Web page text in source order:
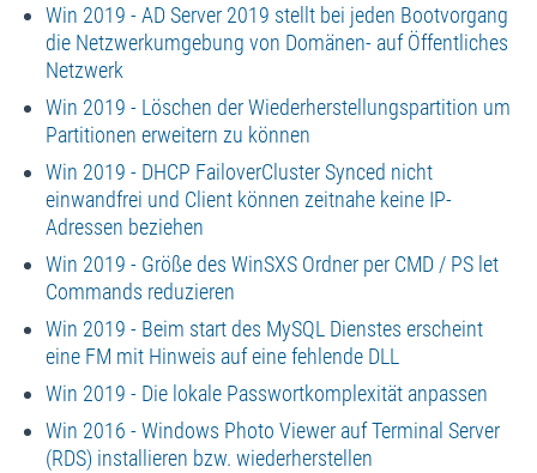
Win 2019 - AD Server 2019 stellt bei jeden Bootvorgang
die Netzwerkumgebung von Domänen- auf Öffentliches
Netzwerk
Win 2019 - Löschen der Wiederherstellungspartition um
Partitionen erweitern zu können
Win 2019 - DHCP FailoverCluster Synced nicht
einwandfrei und Client können zeitnahe keine IP-
Adressen beziehen
Win 2019 - Größe des WinSXS Ordner per CMD / PS let
Commands reduzieren
Win 2019 - Beim start des MySQL Dienstes erscheint
eine FM mit Hinweis auf eine fehlende DLL
Win 2019 - Die lokale Passwortkomplexität anpassen
Win 2016 - Windows Photo Viewer auf Terminal Server
(RDS) installieren bzw. wiederherstellen